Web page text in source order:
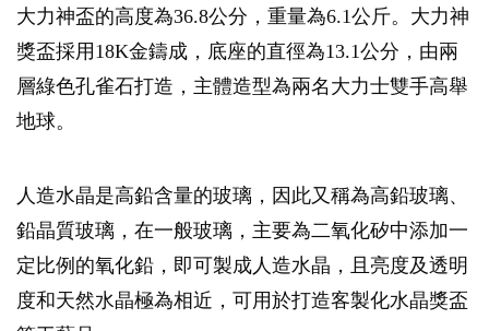
大力神盃的高度為36.8公分，重量為6.1公斤。大力神
獎盃採用18K金鑄成，底座的直徑為13.1公分，由兩
層綠色孔雀石打造，主體造型為兩名大力士雙手高舉
地球。
人造水晶是高鉛含量的玻璃，因此又稱為高鉛玻璃、
鉛晶質玻璃，在一般玻璃，主要為二氧化矽中添加一
定比例的氧化鉛，即可製成人造水晶，且亮度及透明
度和天然水晶極為相近，可用於打造客製化水晶獎盃